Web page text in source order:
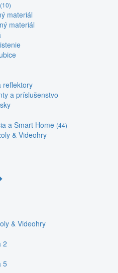
(10)
materiál
materiál
reflektory
a príslušenstvo
a Smart Home (44)
& Videohry
& Videohry
2
5